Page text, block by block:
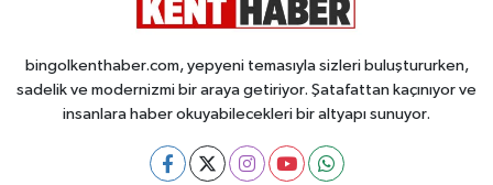
bingolkenthaber.com, yepyeni temasıyla sizleri buluştururken,
sadelik ve modernizmi bir araya getiriyor. Şatafattan kaçınıyor ve
insanlara haber okuyabilecekleri bir altyapı sunuyor.